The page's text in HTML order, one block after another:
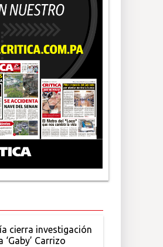
cierra investigación
‘Gaby’ Carrizo